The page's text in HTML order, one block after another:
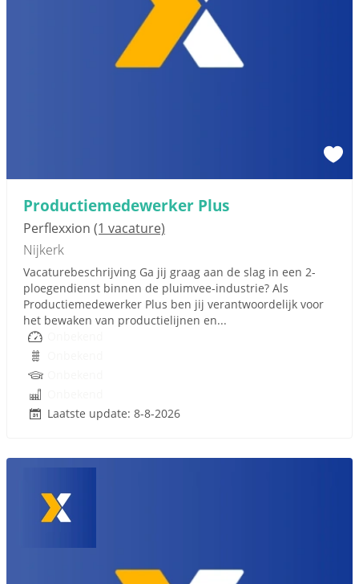
Productiemedewerker Plus
Perflexxion (1 vacature)
Nijkerk
Vacaturebeschrijving Ga jij graag aan de slag in een 2-
ploegendienst binnen de pluimvee-industrie? Als
Productiemedewerker Plus ben jij verantwoordelijk voor
het bewaken van productielijnen en...
Laatste update: 8-8-2026